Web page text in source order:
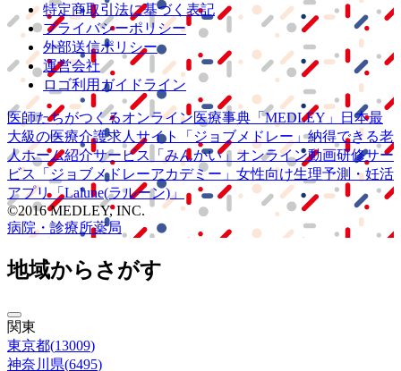
特定商取引法に基づく表記
プライバシーポリシー
外部送信ポリシー
運営会社
ロゴ利用ガイドライン
医師たちがつくるオンライン医療事典 「MEDLEY」
日本最
大級の医療介護求人サイト 「ジョブメドレー」納得できる老
人ホーム紹介サービス
「みんかい」 オンライン動画研修サー
ビス
「ジョブメドレーアカデミー」 女性向け生理予測・妊活
アプリ「Lalune(ラルーン)」
©2016 MEDLEY, INC.
病院・診療所薬局
地域からさがす
関東
東京都(13009)
神奈川県(6495)